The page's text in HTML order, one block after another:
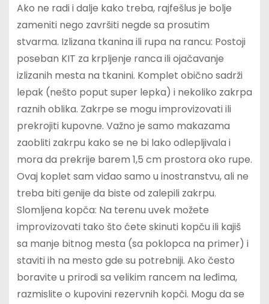
Ako ne radi i dalje kako treba, rajfešlus je bolje
zameniti nego završiti negde sa prosutim
stvarma. Izlizana tkanina ili rupa na rancu: Postoji
poseban KIT za krpljenje ranca ili ojačavanje
izlizanih mesta na tkanini. Komplet obično sadrži
lepak (nešto poput super lepka) i nekoliko zakrpa
raznih oblika. Zakrpe se mogu improvizovati ili
prekrojiti kupovne. Važno je samo makazama
zaobliti zakrpu kako se ne bi lako odlepljivala i
mora da prekrije barem 1,5 cm prostora oko rupe.
Ovaj koplet sam viđao samo u inostranstvu, ali ne
treba biti genije da biste od zalepili zakrpu.
Slomljena kopča: Na terenu uvek možete
improvizovati tako što ćete skinuti kopču ili kajiš
sa manje bitnog mesta (sa poklopca na primer) i
staviti ih na mesto gde su potrebniji. Ako često
boravite u prirodi sa velikim rancem na leđima,
razmislite o kupovini rezervnih kopči. Mogu da se